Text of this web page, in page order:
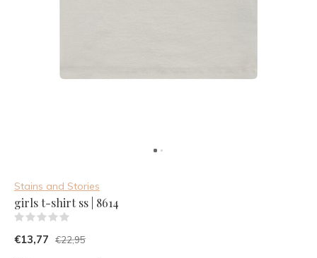
Stains and Stories
girls t-shirt ss | 8614
€13,77 €22,95